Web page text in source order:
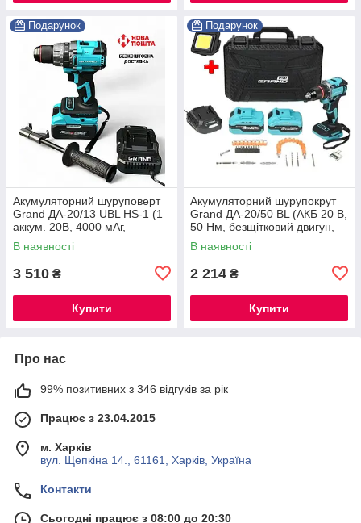
Подарунок
Акумуляторний шуруповерт
Grand ДА-20/13 UBL HS-1 (1
аккум. 20В, 4000 мАг,
Безщітковий, ЧЕХІЯ) ®
В наявності
3 510 ₴
Купити
Подарунок
Акумуляторний шурупокрут
Grand ДА-20/50 BL (АКБ 20 В,
50 Нм, безщітковий двигун,
патрон 13 мм, у кейсі)
В наявності
2 214 ₴
Купити
Про нас
99% позитивних з 346 відгуків за рік
Працює з 23.04.2015
м. Харків
вул. Щепкіна 14., 61161, Харків, Україна
Контакти
Сьогодні працює з 08:00 до 20:30